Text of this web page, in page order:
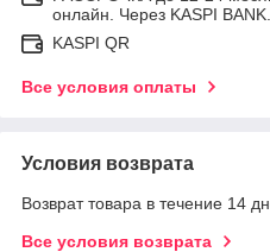
онлайн. Через KASPI BANK.
KASPI QR
Все условия оплаты
Условия возврата
Возврат товара в течение 14
Все условия возврата